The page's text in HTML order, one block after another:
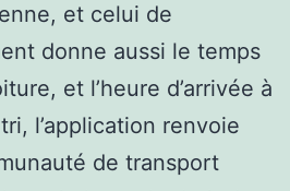
et celui de
donne aussi le temps
et l’heure d’arrivée à
l’application renvoie
de transport